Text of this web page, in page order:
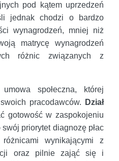
pod kątem uprzedzeń
jednak chodzi o bardzo
wynagrodzeń, mniej niż
matrycę wynagrodzeń
różnic związanych z
społeczna, której
pracodawców.
Dział
gotowość w zaspokojeniu
priorytet diagnozę płac
wynikającymi z
oraz pilnie zająć się i